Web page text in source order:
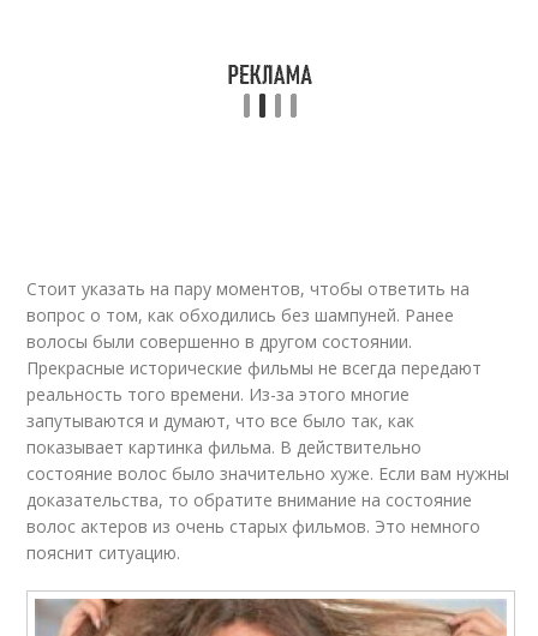
Стоит указать на пару моментов, чтобы ответить на
вопрос о том, как обходились без шампуней. Ранее
волосы были совершенно в другом состоянии.
Прекрасные исторические фильмы не всегда передают
реальность того времени. Из-за этого многие
запутываются и думают, что все было так, как
показывает картинка фильма. В действительно
состояние волос было значительно хуже. Если вам нужны
доказательства, то обратите внимание на состояние
волос актеров из очень старых фильмов. Это немного
пояснит ситуацию.